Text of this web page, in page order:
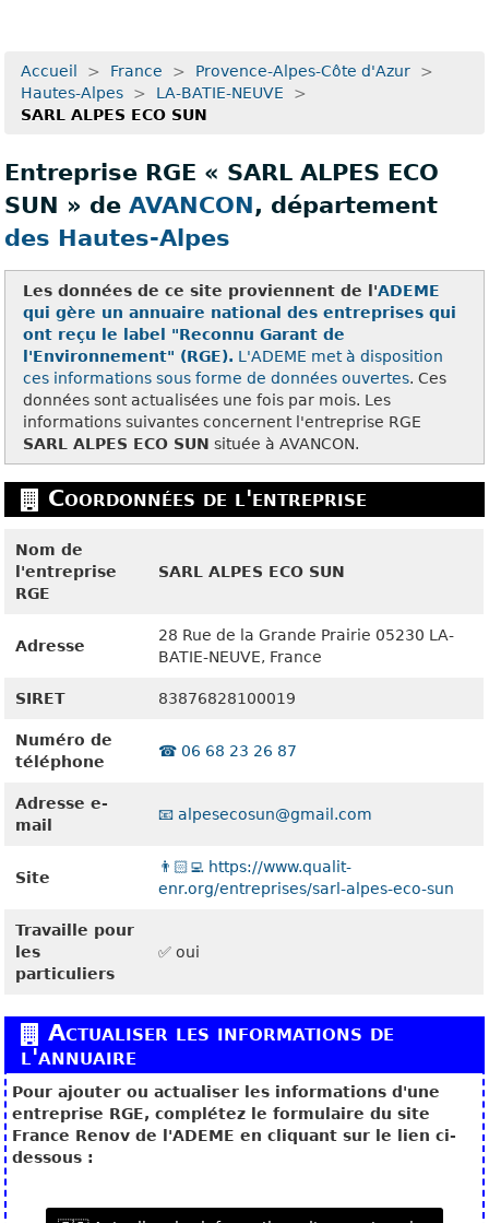
Accueil > France > Provence-Alpes-Côte d'Azur
>
Hautes-Alpes
> LA-BATIE-NEUVE
>
SARL ALPES ECO SUN
Entreprise RGE « SARL ALPES ECO
SUN » deAVANCON, département
des Hautes-Alpes
Les données de ce site proviennent de l'ADEME
qui gère un annuaire national des entreprises qui
ont reçu le label "Reconnu Garant de
l'Environnement" (RGE). L'ADEME met à disposition
ces informations sous forme de données ouvertes. Ces
données sont actualisées une fois par mois. Les
informations suivantes concernent l'entreprise RGE
SARL ALPES ECO SUN située à AVANCON.
Coordonnées de l'entreprise
Nom de
l'entreprise
RGE
SARL ALPES ECO SUN
Adresse
28 Rue de la Grande Prairie 05230 LA-
BATIE-NEUVE, France
SIRET 83876828100019
Numéro de
téléphone
☎️ 06 68 23 26 87
Adresse e-
mail
📧 alpesecosun@gmail.com
Site
👨🏻‍💻 https://www.qualit-
enr.org/entreprises/sarl-alpes-eco-sun
Travaille pour
les
particuliers
✅ oui
Actualiser les informations de
l'annuaire
Pour ajouter ou actualiser les informations d'une
entreprise RGE, complétez le formulaire du site
France Renov de l'ADEME en cliquant sur le lien ci-
dessous :